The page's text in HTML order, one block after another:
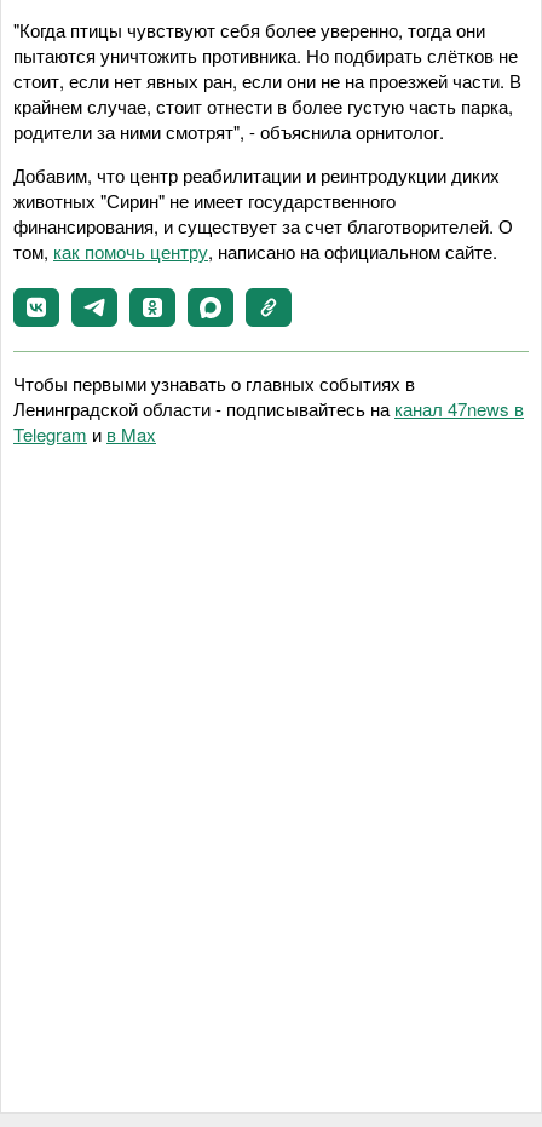
"Когда птицы чувствуют себя более уверенно, тогда они
пытаются уничтожить противника. Но подбирать слётков не
стоит, если нет явных ран, если они не на проезжей части. В
крайнем случае, стоит отнести в более густую часть парка,
родители за ними смотрят", - объяснила орнитолог.
Добавим, что центр реабилитации и реинтродукции диких
животных "Сирин" не имеет государственного
финансирования, и существует за счет благотворителей. О
том, как помочь центру, написано на официальном сайте.
Чтобы первыми узнавать о главных событиях в
Ленинградской области - подписывайтесь на канал 47news в
Telegram и в Maх